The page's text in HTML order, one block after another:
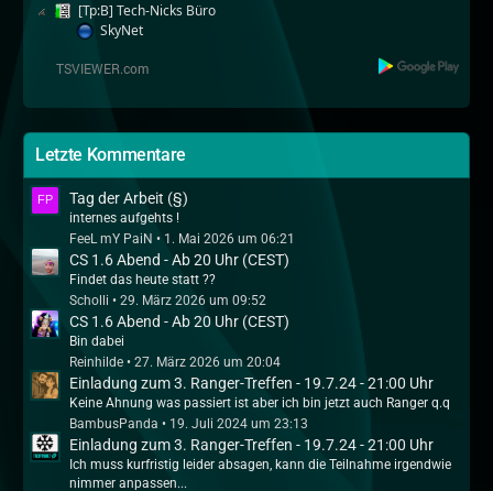
[Tp:B] Tech-Nicks Büro
SkyNet
Letzte Kommentare
Tag der Arbeit (§)
internes aufgehts !
FeeL mY PaiN
1. Mai 2026 um 06:21
CS 1.6 Abend - Ab 20 Uhr (CEST)
Findet das heute statt ??
Scholli
29. März 2026 um 09:52
CS 1.6 Abend - Ab 20 Uhr (CEST)
Bin dabei
Reinhilde
27. März 2026 um 20:04
Einladung zum 3. Ranger-Treffen - 19.7.24 - 21:00 Uhr
Keine Ahnung was passiert ist aber ich bin jetzt auch Ranger q.q
BambusPanda
19. Juli 2024 um 23:13
Einladung zum 3. Ranger-Treffen - 19.7.24 - 21:00 Uhr
Ich muss kurfristig leider absagen, kann die Teilnahme irgendwie
nimmer anpassen...